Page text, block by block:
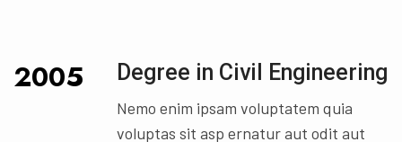
2005 Degree in Civil Engineering
Nemo enim ipsam voluptatem quia
voluptas sit asp ernatur aut odit aut